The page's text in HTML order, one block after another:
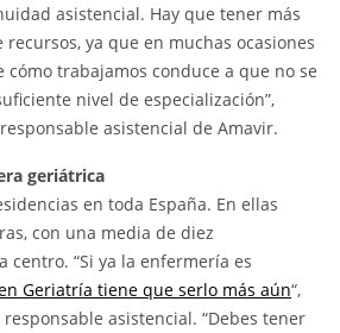
asistencial. Hay que tener más
ya que en muchas ocasiones
cómo trabajamos conduce a que no se
nivel de especialización”,
asistencial de Amavir.
geriátrica
en toda España. En ellas
con una media de diez
centro. “Si ya la enfermería es
Geriatría tiene que serlo más aún“,
asistencial. “Debes tener